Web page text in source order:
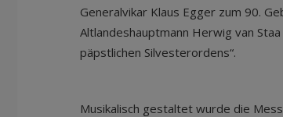
Generalvikar Klaus Egger zum 90.
Altlandeshauptmann Herwig van
päpstlichen Silvesterordens“.
Musikalisch gestaltet wurde die